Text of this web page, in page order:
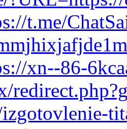
t.me/
xn--86-